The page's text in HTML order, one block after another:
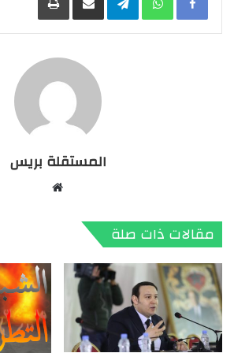
المستقلة بريس
مقالات ذات صلة